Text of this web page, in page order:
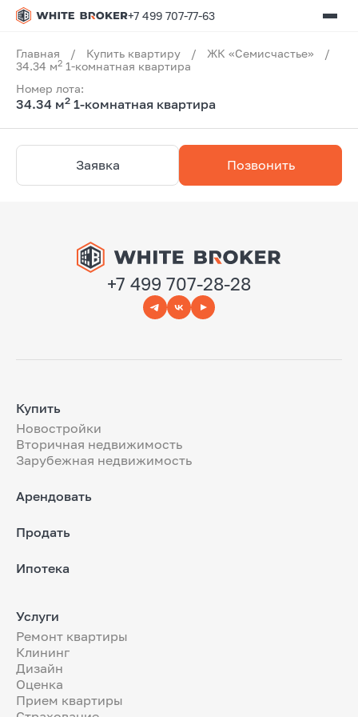
+7 499 707-77-63
Главная / Купить квартиру / ЖК «Семисчастье»
/
34.34 м2 1-комнатная квартира
Номер лота:
34.34 м2 1-комнатная квартира
Заявка Позвонить
+7 499 707-28-28
Купить
Новостройки
Вторичная недвижимость
Зарубежная недвижимость
Арендовать
Продать
Ипотека
Услуги
Ремонт квартиры
Клининг
Дизайн
Оценка
Прием квартиры